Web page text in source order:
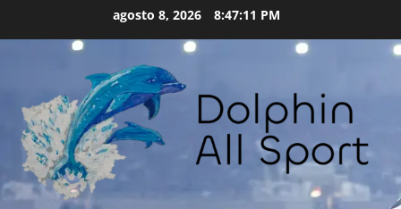
agosto 8, 2026 8:47:12 PM